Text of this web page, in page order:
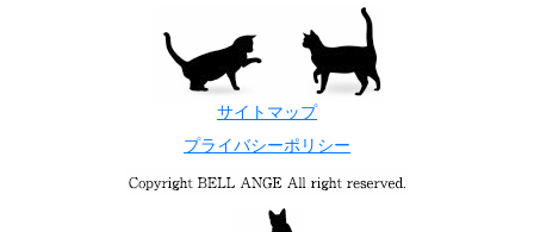
サイトマップ
プライバシーポリシー